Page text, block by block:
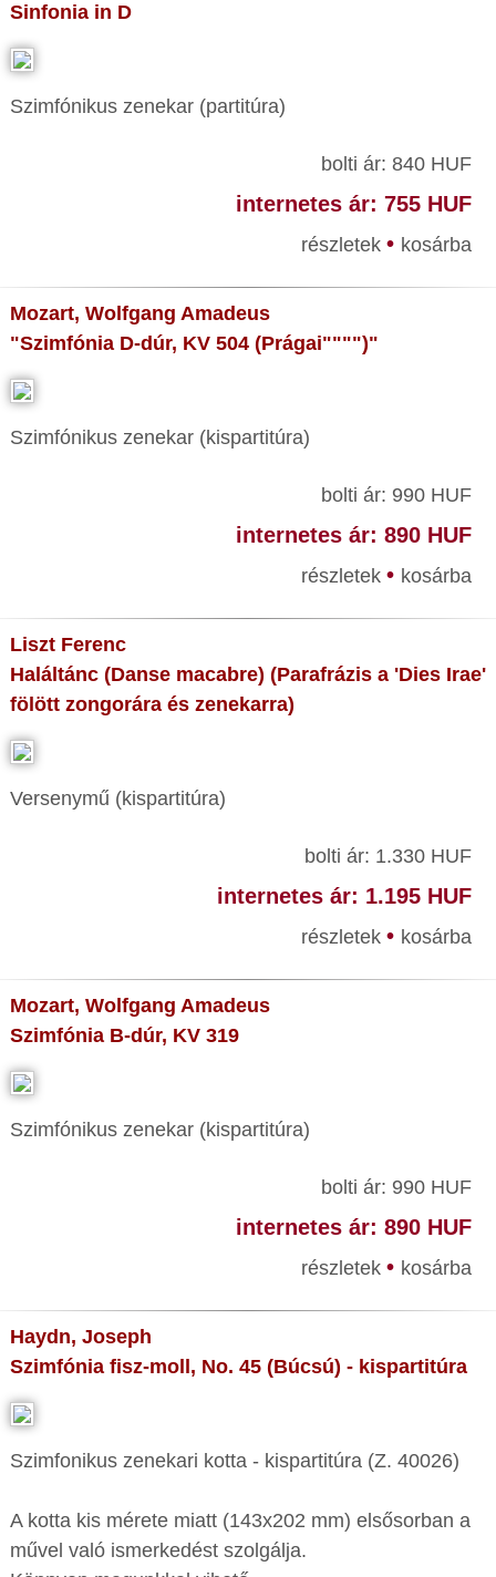
Sinfonia in D
Szimfónikus zenekar (partitúra)
bolti ár: 840 HUF
internetes ár: 755 HUF
részletek • kosárba
Mozart, Wolfgang Amadeus
"Szimfónia D-dúr, KV 504 (Prágai"""")"
Szimfónikus zenekar (kispartitúra)
bolti ár: 990 HUF
internetes ár: 890 HUF
részletek • kosárba
Liszt Ferenc
Haláltánc (Danse macabre) (Parafrázis a 'Dies Irae'
fölött zongorára és zenekarra)
Versenymű (kispartitúra)
bolti ár: 1.330 HUF
internetes ár: 1.195 HUF
részletek • kosárba
Mozart, Wolfgang Amadeus
Szimfónia B-dúr, KV 319
Szimfónikus zenekar (kispartitúra)
bolti ár: 990 HUF
internetes ár: 890 HUF
részletek • kosárba
Haydn, Joseph
Szimfónia fisz-moll, No. 45 (Búcsú) - kispartitúra
Szimfonikus zenekari kotta - kispartitúra (Z. 40026)
A kotta kis mérete miatt (143x202 mm) elsősorban a
művel való ismerkedést szolgálja.